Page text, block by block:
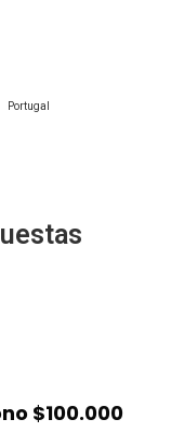
Portugal
$100.000